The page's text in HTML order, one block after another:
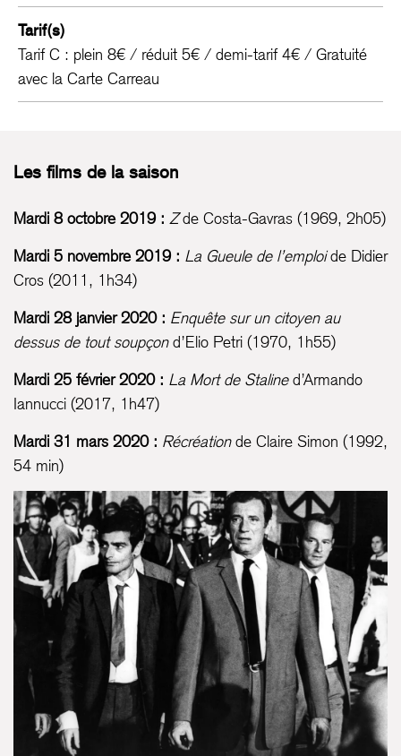
Tarif(s)
Tarif C : plein 8€ / réduit 5€ / demi-tarif 4€ / Gratuité
avec la Carte Carreau
Les films de la saison
Mardi 8 octobre 2019 : Zde Costa-Gavras (1969, 2h05)
Mardi 5 novembre 2019 : La Gueule de l’emploide Didier
Cros (2011, 1h34)
Mardi 28 janvier 2020 : Enquête sur un citoyen au
dessus de tout soupçond’Elio Petri (1970, 1h55)
Mardi 25 février 2020 : La Mort de Stalined’Armando
Iannucci (2017, 1h47)
Mardi 31 mars 2020 : Récréationde Claire Simon (1992,
54 min)